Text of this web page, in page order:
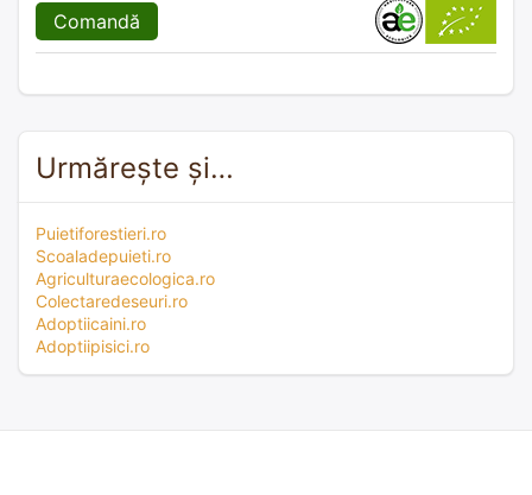
Comandă
Urmărește și…
Puietiforestieri.ro
Scoaladepuieti.ro
Agriculturaecologica.ro
Colectaredeseuri.ro
Adoptiicaini.ro
Adoptiipisici.ro